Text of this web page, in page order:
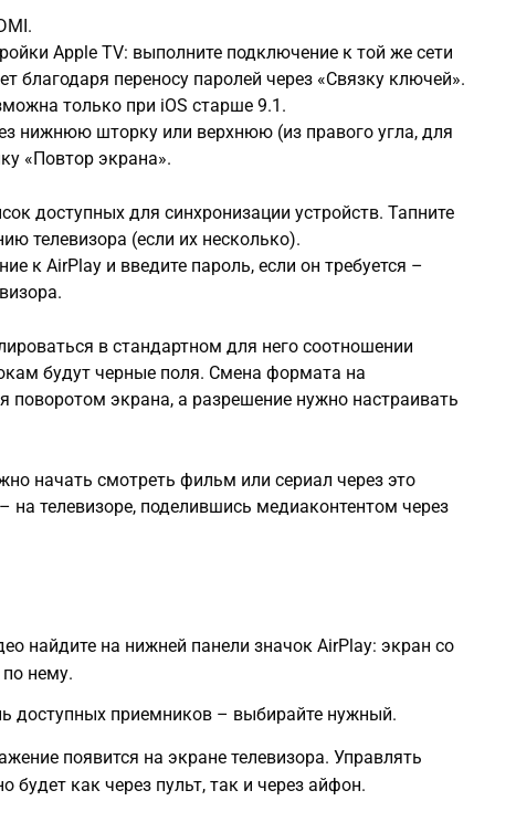
Apple TV: выполните подключение к той же сети
благодаря переносу паролей через «Связку ключей».
только при iOS старше 9.1.
нижнюю шторку или верхнюю (из правого угла, для
«Повтор экрана».
доступных для синхронизации устройств. Тапните
телевизора (если их несколько).
к AirPlay и введите пароль, если он требуется –
в стандартном для него соотношении
будут черные поля. Смена формата на
поворотом экрана, а разрешение нужно настраивать
начать смотреть фильм или сериал через это
на телевизоре, поделившись медиаконтентом через
найдите на нижней панели значок AirPlay: экран со
по нему.
доступных приемников – выбирайте нужный.
появится на экране телевизора. Управлять
будет как через пульт, так и через айфон.